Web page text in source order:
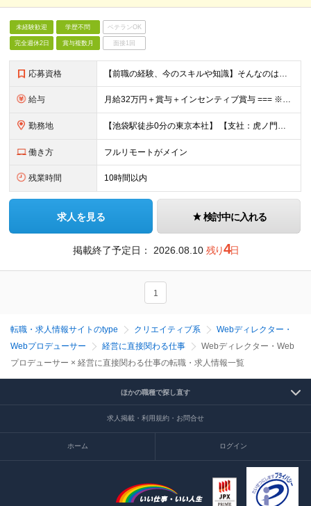
未経験歓迎 学歴不問 ベテランOK
完全週休2日 賞与複数月 面接1回
応募資格 【前職の経験、今のスキルや知識】そんなのはどうでも良い！ 挑戦する人を歓迎する会社です。 ／ 挑戦する者を応援する会社 ーChallenge Yourselfー ＼ ＃未経験歓迎 ＃学歴不問 ＃
給与 月給32万円＋賞与＋インセンティブ賞与 === ※研修期間中の給与 〇経験者（マーケティング・営業・対人業務経験者） ＞月給27万円 〇未経験 ＞月給25万円 ☆研修期間中であっても6ヶ月後業績
勤務地 【池袋駅徒歩0分の東京本社】 【支社：虎ノ門、丸の内、銀座、新宿、渋谷、名古屋、大阪、博多】で募集スタート！ ※転勤はございません。 ☆東京本社 東京都豊島区西池袋1-11-1 メトロポリタンプラ
働き方 フルリモートがメイン
残業時間 10時間以内
求人を見る 検討中に入れる
掲載終了予定日： 2026.08.10 残り4日
1
転職・求人情報サイトのtype クリエイティブ系
Webディレクター・
Webプロデューサー
経営に直接関わる仕事
Webディレクター・Web
プロデューサー × 経営に直接関わる仕事の転職・求人情報一覧
ほかの職種で探し直す
求人掲載・利用規約・お問合せ
ホーム ログイン